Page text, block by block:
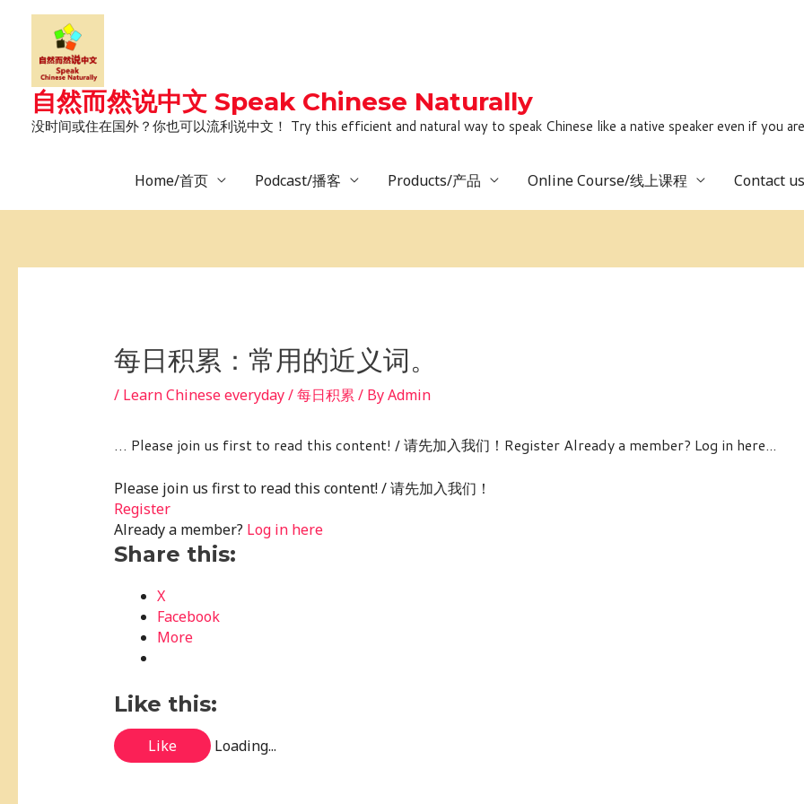
自然而然说中文 Speak Chinese Naturally
没时间或住在国外？你也可以流利说中文！ Try this efficient and natural way to speak Chinese like a native speaker even if you
Home/首页 Podcast/播客 Products/产品 Online Course/线上课程 Contact
每日积累：常用的近义词。
/ Learn Chinese everyday / 每日积累 / ByAdmin
… Please join us first to read this content! / 请先加入我们！Register Already a member? Log in here...
Please join us first to read this content! / 请先加入我们！
Register
Already a member? Log in here
Share this:
X
Facebook
More
Like this:
Like Loading...